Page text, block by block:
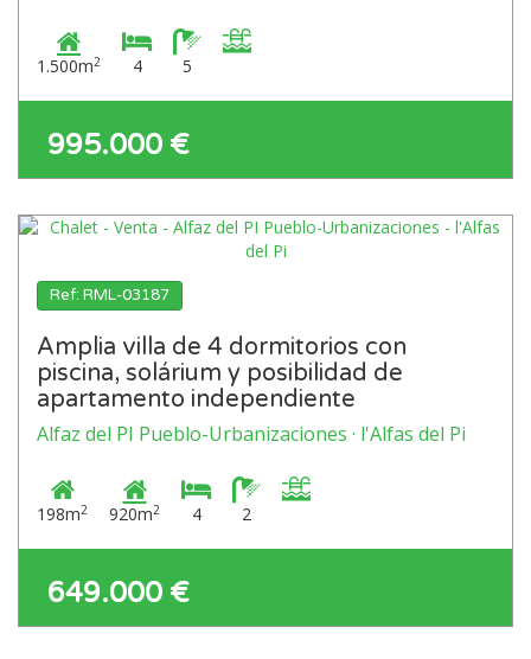
1.500m2 4 5
995.000 €
Ref: RML-03187
Amplia villa de 4 dormitorios con
piscina, solárium y posibilidad de
apartamento independiente
Alfaz del PI Pueblo-Urbanizaciones · l'Alfas del Pi
198m2 920m2 4 2
649.000 €